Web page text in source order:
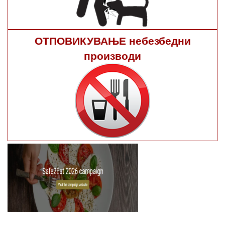
ОТПОВИКУВАЊЕ небезбедни
производи